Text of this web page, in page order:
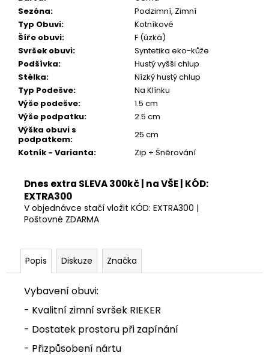
Sezóna:
Podzimní, Zimní
Typ Obuvi:
Kotníkové
Šíře obuvi:
F (úzká)
Svršek obuvi:
Syntetika eko-kůže
Podšívka:
Hustý vyšši chlup
Stélka:
Nízký hustý chlup
Typ Podešve:
Na Klínku
Výše podešve:
1.5 cm
Výše podpatku:
2.5 cm
Výška obuvi s
podpatkem:
25 cm
Kotník - Varianta: Zip + Šněrování
Dnes extra SLEVA 300kč | na VŠE | KÓD:
EXTRA300
V objednávce stačí vložit KÓD: EXTRA300 |
Poštovné ZDARMA
Popis Diskuze Značka
Vybavení obuvi:
- Kvalitní zimní svršek RIEKER
- Dostatek prostoru při zapínání
- Přizpůsobení nártu